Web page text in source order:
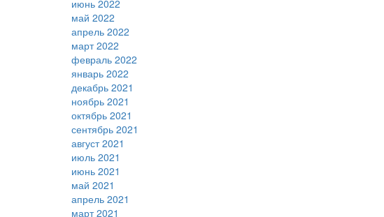
июнь 2022
май 2022
апрель 2022
март 2022
февраль 2022
январь 2022
декабрь 2021
ноябрь 2021
октябрь 2021
сентябрь 2021
август 2021
июль 2021
июнь 2021
май 2021
апрель 2021
март 2021